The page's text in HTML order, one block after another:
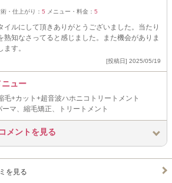
・仕上がり： 5 メニュー・料金： 5
イルにして頂きありがとうございました。当たり
熟知なさってると感じました。また機会がありま
す。
[投稿日] 2025/05/19
ュー
毛+カット+超音波ハホニコトリートメント
マ、縮毛矯正、トリートメント
メントを見る
を見る